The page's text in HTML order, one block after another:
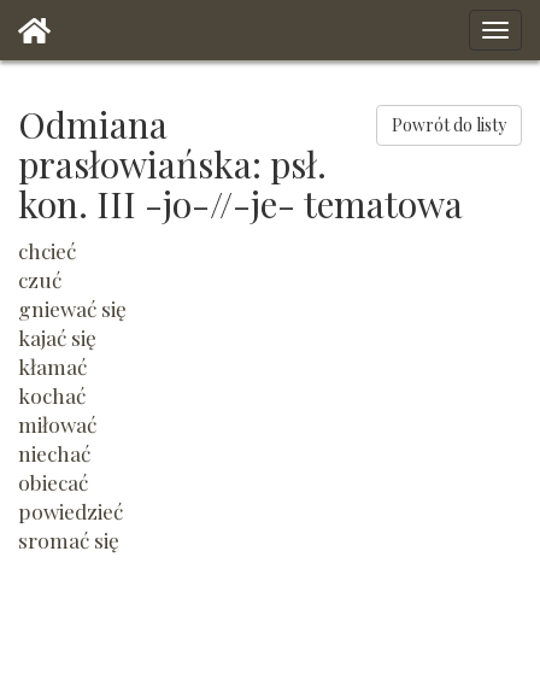
Powrót do listy
Odmiana
prasłowiańska: psł.
kon. III -jo-//-je- tematowa
chcieć
czuć
gniewać się
kajać się
kłamać
kochać
miłować
niechać
obiecać
powiedzieć
sromać się